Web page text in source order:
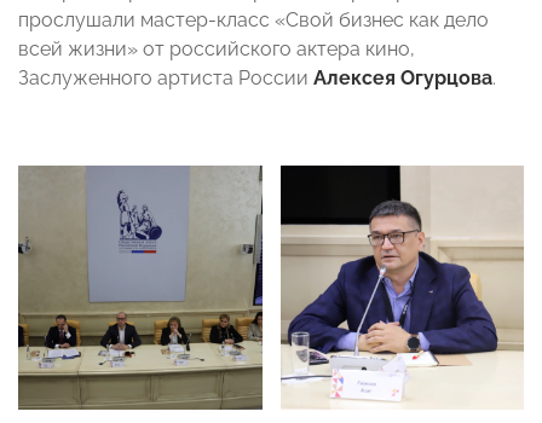
прослушали мастер-класс «Свой бизнес как дело
всей жизни» от российского актера кино,
Заслуженного артиста России Алексея Огурцова.